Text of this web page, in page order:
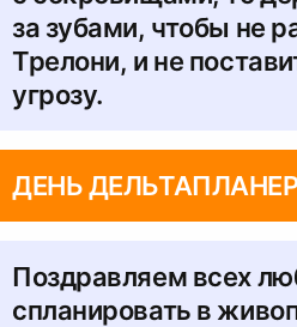
за зубами, чтобы не
Трелони, и не
угрозу.
ДЕНЬ
Поздравляем всех
спланировать в